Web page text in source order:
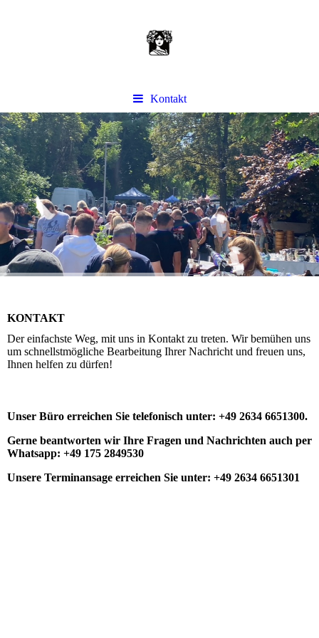
Kontakt
KONTAKT
Der einfachste Weg, mit uns in Kontakt zu treten. Wir bemühen uns
um schnellstmögliche Bearbeitung Ihrer Nachricht und freuen uns,
Ihnen helfen zu dürfen!
Unser Büro erreichen Sie telefonisch unter: +49 2634 6651300.
Gerne beantworten wir Ihre Fragen und Nachrichten auch per
Whatsapp: +49 175 2849530
Unsere Terminansage erreichen Sie unter: +49 2634 6651301